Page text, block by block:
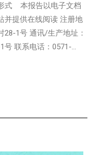
式 本报告以电子文档
并提供在线阅读 注册地
1号 通讯/生产地址：
联系电话：0571-...